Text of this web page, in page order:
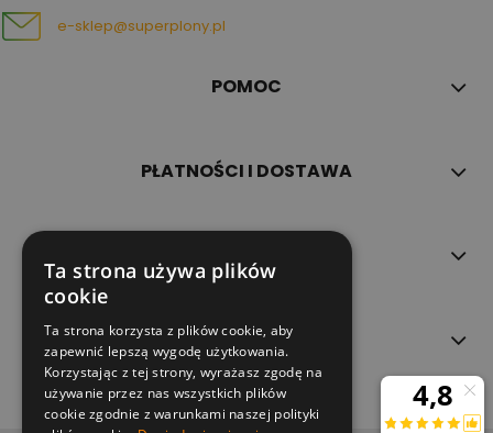
e-sklep@superplony.pl
POMOC
PŁATNOŚCI I DOSTAWA
O NAS
Ta strona używa plików
cookie
Ta strona korzysta z plików cookie, aby
zapewnić lepszą wygodę użytkowania.
Korzystając z tej strony, wyrażasz zgodę na
używanie przez nas wszystkich plików
cookie zgodnie z warunkami naszej polityki